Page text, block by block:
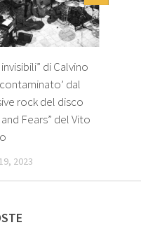
di Calvino
dal
rock del disco
Fears” del Vito
2023